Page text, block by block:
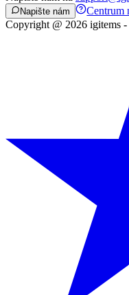
Napište nám Centrum
Copyright @ 2026 igitems